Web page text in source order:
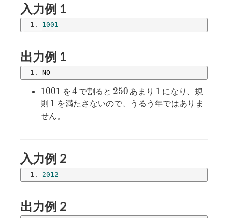
入力例 1
1001
出力例 1
NO
1001
1001 を 4
4 で割ると 250
250 あまり 1
1 になり、規
則 1
1 を満たさないので、うるう年ではありま
せん。
入力例 2
2012
出力例 2